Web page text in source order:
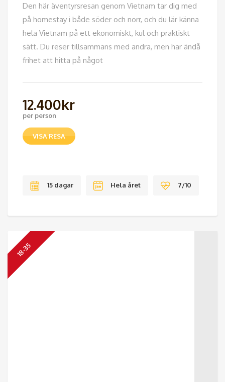
Den här äventyrsresan genom Vietnam tar dig med
på homestay i både söder och norr, och du lär känna
hela Vietnam på ett ekonomiskt, kul och praktiskt
sätt. Du reser tillsammans med andra, men har ändå
frihet att hitta på något
12.400kr
per person
VISA RESA
15 dagar Hela året 7/10
18-35